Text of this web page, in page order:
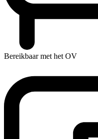
Bereikbaar met het OV